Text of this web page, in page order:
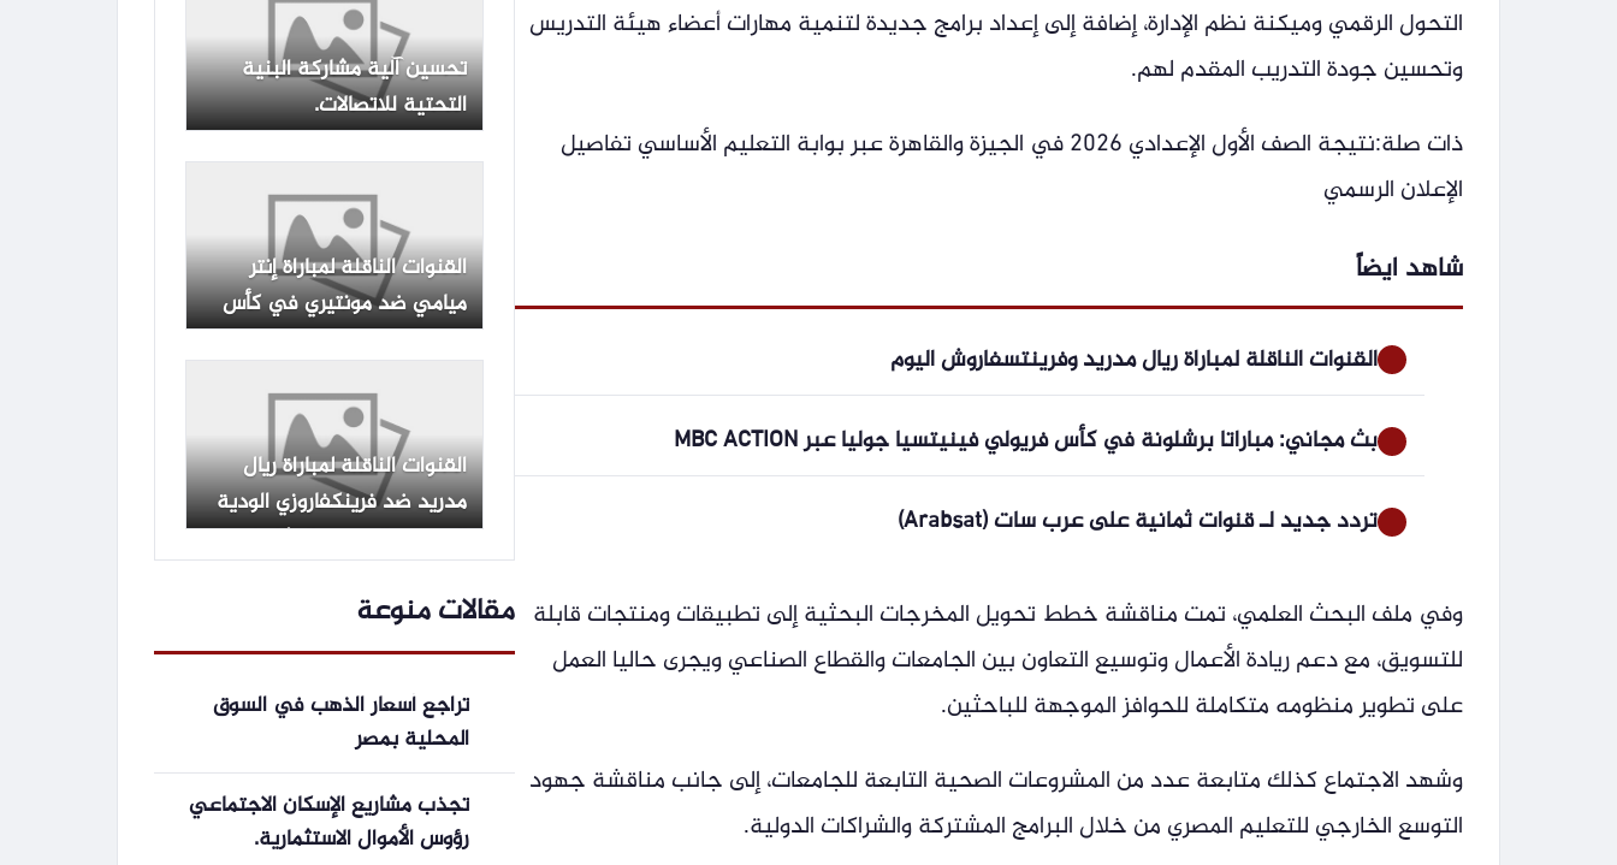
التحول الرقمي وميكنة نظم الإدارة، إضافة إلى إعداد برامج جديدة لتنمية مهارات أعضاء هيئة التدريس
وتحسين جودة التدريب المقدم لهم.
ذات صلة:نتيجة الصف الأول الإعدادي 2026 في الجيزة والقاهرة عبر بوابة التعليم الأساسي تفاصيل
الإعلان الرسمي
شاهد ايضاً
القنوات الناقلة لمباراة ريال مدريد وفرينتسفاروش اليوم
بث مجاني: مباراتا برشلونة في كأس فريولي فينيتسيا جوليا عبر MBC ACTION
تردد جديد لـ قنوات ثمانية على عرب سات (Arabsat)
وفي ملف البحث العلمي، تمت مناقشة خطط تحويل المخرجات البحثية إلى تطبيقات ومنتجات قابلة
للتسويق، مع دعم ريادة الأعمال وتوسيع التعاون بين الجامعات والقطاع الصناعي ويجرى حاليا العمل
على تطوير منظومه متكاملة للحوافز الموجهة للباحثين.
وشهد الاجتماع كذلك متابعة عدد من المشروعات الصحية التابعة للجامعات، إلى جانب مناقشة جهود
التوسع الخارجي للتعليم المصري من خلال البرامج المشتركة والشراكات الدولية.
تحسين آلية مشاركة البنية
التحتية للاتصالات.
القنوات الناقلة لمباراة إنتر
ميامي ضد مونتيري في كأس
الدوريات
القنوات الناقلة لمباراة ريال
مدريد ضد فرينكفاروزي الودية
اليوم مع الموعد والتشكيلة
مقالات منوعة
تراجع أسعار الذهب في السوق
المحلية بمصر
تجذب مشاريع الإسكان الاجتماعي
رؤوس الأموال الاستثمارية.